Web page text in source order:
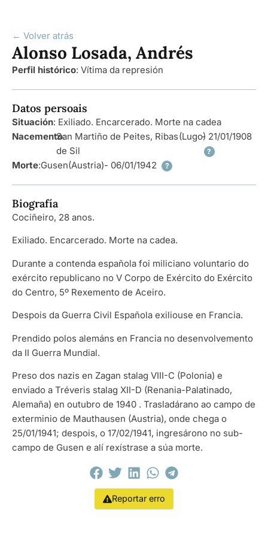
← Volver atrás
Alonso Losada, Andrés
Perfil histórico: Vítima da represión
Datos persoais
Situación: Exiliado. Encarcerado. Morte na cadea
Nacemento:
San Martiño de Peites, Ribas
de Sil
(Lugo)- 21/01/1908
?
Morte:Gusen(Austria)- 06/01/1942 ?
Biografía
Cociñeiro, 28 anos.
Exiliado. Encarcerado. Morte na cadea.
Durante a contenda española foi miliciano voluntario do
exército republicano no V Corpo de Exército do Exército
do Centro, 5º Rexemento de Aceiro.
Despois da Guerra Civil Española exiliouse en Francia.
Prendido polos alemáns en Francia no desenvolvemento
da II Guerra Mundial.
Preso dos nazis en Zagan stalag VIII-C (Polonia) e
enviado a Tréveris stalag XII-D (Renania-Palatinado,
Alemaña) en outubro de 1940 . Trasladárano ao campo de
exterminio de Mauthausen (Austria), onde chega o
25/01/1941; despois, o 17/02/1941, ingresárono no sub-
campo de Gusen e alí rexístrase a súa morte.
Reportar erro